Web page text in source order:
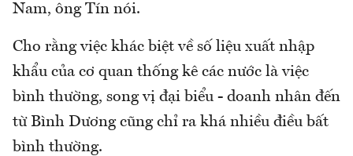
Nam, ông Tín nói.
Cho rằng việc khác biệt về số liệu xuất nhập
khẩu của cơ quan thống kê các nước là việc
bình thường, song vị đại biểu - doanh nhân đến
từ Bình Dương cũng chỉ ra khá nhiều điều bất
bình thường.